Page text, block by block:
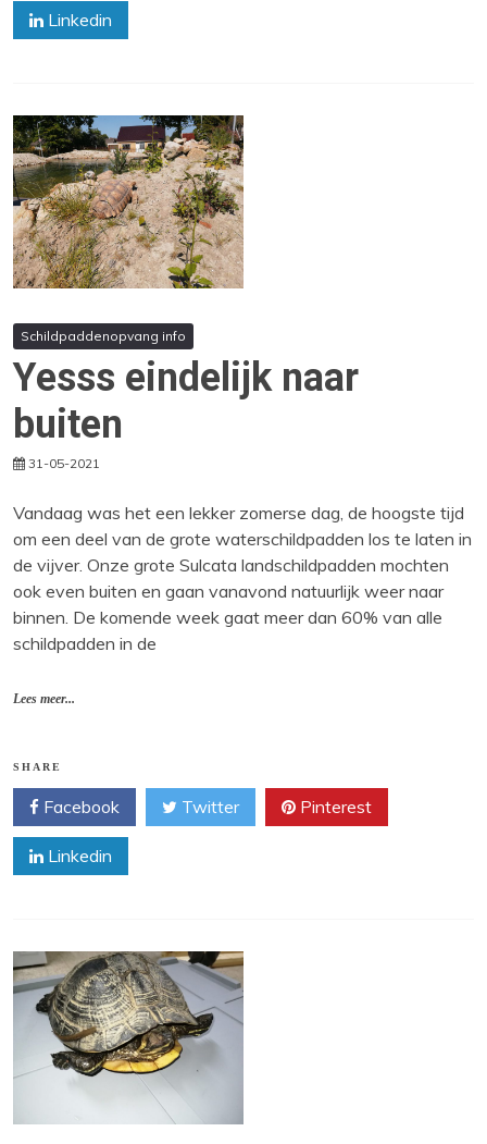
Linkedin
Schildpaddenopvang info
Yesss eindelijk naar
buiten
31-05-2021
Vandaag was het een lekker zomerse dag, de hoogste tijd
om een deel van de grote waterschildpadden los te laten in
de vijver. Onze grote Sulcata landschildpadden mochten
ook even buiten en gaan vanavond natuurlijk weer naar
binnen. De komende week gaat meer dan 60% van alle
schildpadden in de
Lees meer...
SHARE
Facebook Twitter Pinterest
Linkedin